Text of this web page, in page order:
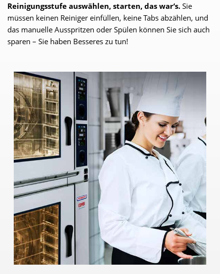
Reinigungsstufe auswählen, starten, das war‘s. Sie
müssen keinen Reiniger einfüllen, keine Tabs abzählen, und
das manuelle Ausspritzen oder Spülen können Sie sich auch
sparen – Sie haben Besseres zu tun!